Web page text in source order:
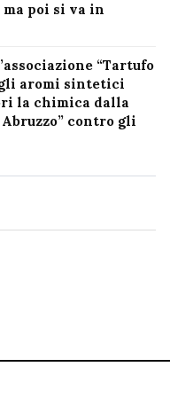
poi si va in
“Tartufo
aromi sintetici
la chimica dalla
contro gli